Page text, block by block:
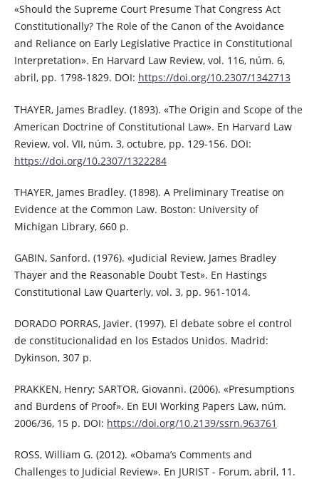
«Should the Supreme Court Presume That Congress Act
Constitutionally? The Role of the Canon of the Avoidance
and Reliance on Early Legislative Practice in Constitutional
Interpretation». En Harvard Law Review, vol. 116, núm. 6,
abril, pp. 1798-1829. DOI: https://doi.org/10.2307/1342713
THAYER, James Bradley. (1893). «The Origin and Scope of the
American Doctrine of Constitutional Law». En Harvard Law
Review, vol. VII, núm. 3, octubre, pp. 129-156. DOI:
https://doi.org/10.2307/1322284
THAYER, James Bradley. (1898). A Preliminary Treatise on
Evidence at the Common Law. Boston: University of
Michigan Library, 660 p.
GABIN, Sanford. (1976). «Judicial Review, James Bradley
Thayer and the Reasonable Doubt Test». En Hastings
Constitutional Law Quarterly, vol. 3, pp. 961-1014.
DORADO PORRAS, Javier. (1997). El debate sobre el control
de constitucionalidad en los Estados Unidos. Madrid:
Dykinson, 307 p.
PRAKKEN, Henry; SARTOR, Giovanni. (2006). «Presumptions
and Burdens of Proof». En EUI Working Papers Law, núm.
2006/36, 15 p. DOI: https://doi.org/10.2139/ssrn.963761
ROSS, William G. (2012). «Obama’s Comments and
Challenges to Judicial Review». En JURIST - Forum, abril, 11.